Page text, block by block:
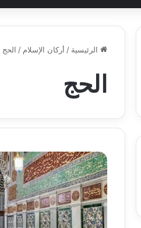
الرئيسية / أركان الإسلام / الحج
الحج